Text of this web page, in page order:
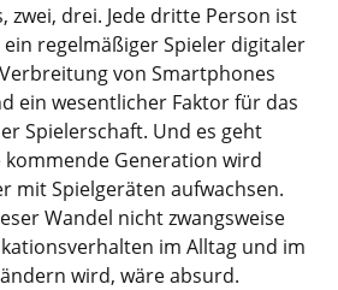
zwei, drei. Jede dritte Person ist
regelmäßiger Spieler digitaler
von Smartphones
ein wesentlicher Faktor für das
Spielerschaft. Und es geht
kommende Generation wird
mit Spielgeräten aufwachsen.
Wandel nicht zwangsweise
im Alltag und im
wird, wäre absurd.